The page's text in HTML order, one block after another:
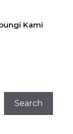
Kami
Search